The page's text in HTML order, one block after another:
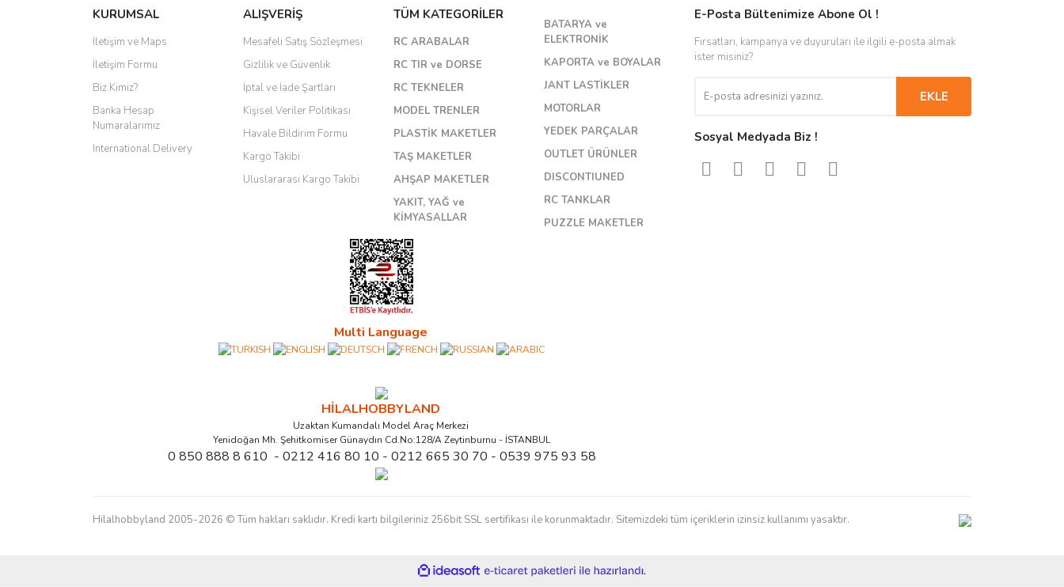
KURUMSAL
İletişim ve Maps
İletişim Formu
Biz Kimiz?
Banka Hesap
Numaralarımız
International Delivery
ALIŞVERİŞ
Mesafeli Satış Sözleşmesi
Gizlilik ve Güvenlik
İptal ve İade Şartları
Kişisel Veriler Politikası
Havale Bildirim Formu
Kargo Takibi
Uluslararası Kargo Takibi
TÜM KATEGORİLER
RC ARABALAR
RC TIR ve DORSE
RC TEKNELER
MODEL TRENLER
PLASTİK MAKETLER
TAŞ MAKETLER
AHŞAP MAKETLER
YAKIT, YAĞ ve
KİMYASALLAR
BATARYA ve
ELEKTRONİK
KAPORTA ve BOYALAR
JANT LASTİKLER
MOTORLAR
YEDEK PARÇALAR
OUTLET ÜRÜNLER
DISCONTIUNED
RC TANKLAR
PUZZLE MAKETLER
Multi Language
HİLALHOBBYLAND
Uzaktan Kumandalı Model Araç Merkezi
Yenidoğan Mh. Şehitkomiser Günaydın Cd.No:128/A Zeytinburnu - İSTANBUL
0 850 888 8 610 - 0212 416 80 10 - 0212 665 30 70 - 0539 975 93 58
E-Posta Bültenimize Abone Ol !
Fırsatları, kampanya ve duyuruları ile ilgili e-posta almak
ister misiniz?
EKLE
Sosyal Medyada Biz !
Hilalhobbyland 2005-2026 © Tüm hakları saklıdır. Kredi kartı bilgileriniz 256bit SSL sertifikası ile korunmaktadır. Sitemizdeki tüm içeriklerin izinsiz kullanımı yasaktır.
ideasoft
e-